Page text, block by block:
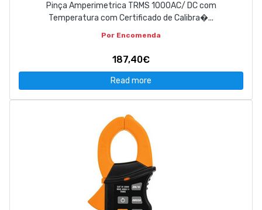
Pinça Amperimetrica TRMS 1000AC/ DC com
Temperatura com Certificado de Calibra�...
Por Encomenda
187,40€
Read more